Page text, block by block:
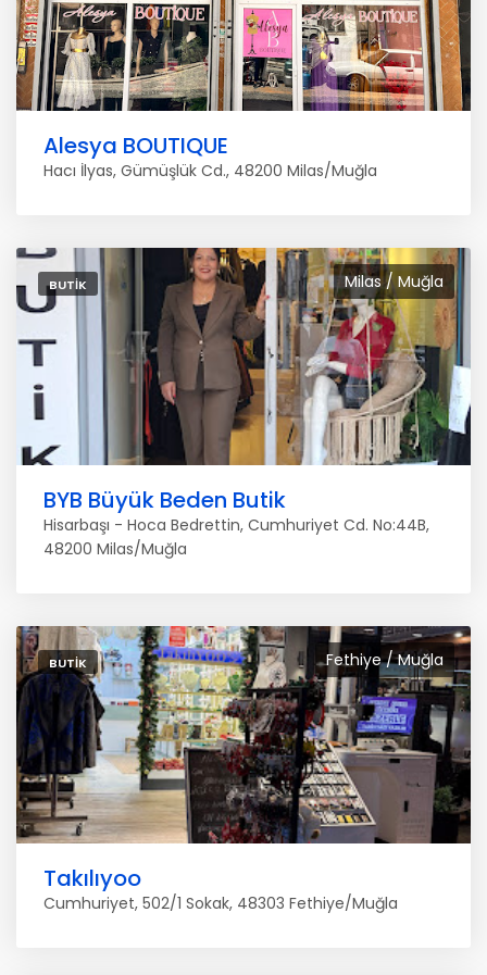
Alesya BOUTIQUE
Hacı İlyas, Gümüşlük Cd., 48200 Milas/Muğla
Milas / Muğla
BUTIK
BYB Büyük Beden Butik
Hisarbaşı - Hoca Bedrettin, Cumhuriyet Cd. No:44B,
48200 Milas/Muğla
Fethiye / Muğla
BUTIK
Takılıyoo
Cumhuriyet, 502/1 Sokak, 48303 Fethiye/Muğla